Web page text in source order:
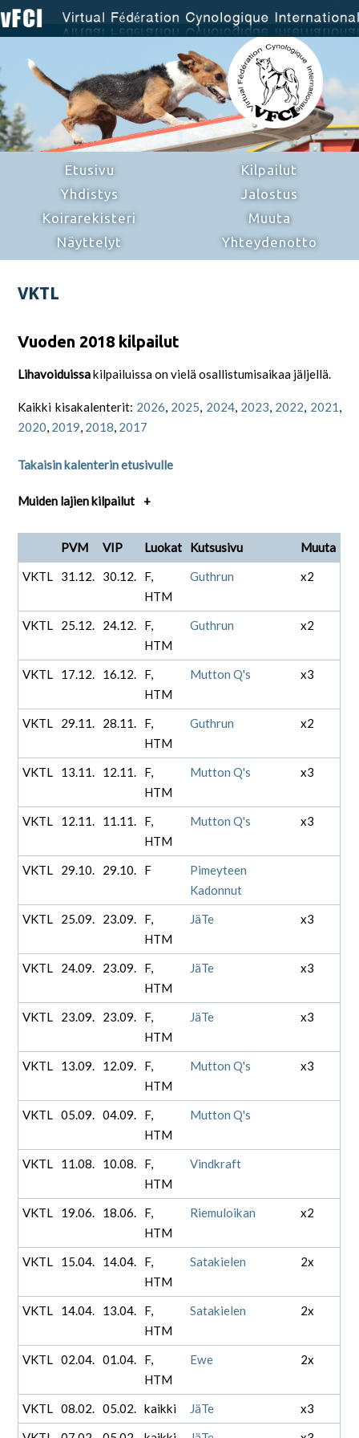
Etusivu
Yhdistys
Koirarekisteri
Näyttelyt
Kilpailut
Jalostus
Muuta
Yhteydenotto
VKTL
Vuoden 2018 kilpailut
Lihavoiduissakilpailuissa on vielä osallistumisaikaa jäljellä.
Kaikki kisakalenterit: 2026 2025 2024, 2023 2022 2021
2020 2019 2018 2017
Takaisin kalenterin etusivulle
Muiden lajien kilpailut +
PVM VIP Luokat Kutsusivu
Muuta
VKTL
31.12. 30.12.
F,
HTM
Guthrun x2
VKTL 25.12. 24.12.
F,
HTM
Guthrun x2
VKTL 17.12. 16.12.
F,
HTM
Mutton Q's x3
VKTL 29.11. 28.11.
F,
HTM
Guthrun x2
VKTL 13.11. 12.11.
F,
HTM
Mutton Q's x3
VKTL 12.11. 11.11.
F,
HTM
Mutton Q's x3
VKTL 29.10. 29.10. F
Pimeyteen
Kadonnut
VKTL
25.09. 23.09.
F,
HTM
JäTe x3
VKTL 24.09. 23.09.
F,
HTM
JäTe x3
VKTL 23.09. 23.09.
F,
HTM
JäTe x3
VKTL 13.09. 12.09.
F,
HTM
Mutton Q's x3
VKTL 05.09. 04.09.
F,
HTM
Mutton Q's
VKTL 11.08. 10.08.
F,
HTM
Vindkraft
VKTL 19.06. 18.06.
F,
HTM
Riemuloikan x2
VKTL 15.04. 14.04.
F,
HTM
Satakielen 2x
VKTL 14.04. 13.04.
F,
HTM
Satakielen 2x
VKTL 02.04. 01.04.
F,
HTM
Ewe 2x
VKTL 08.02. 05.02. kaikki JäTe
x3